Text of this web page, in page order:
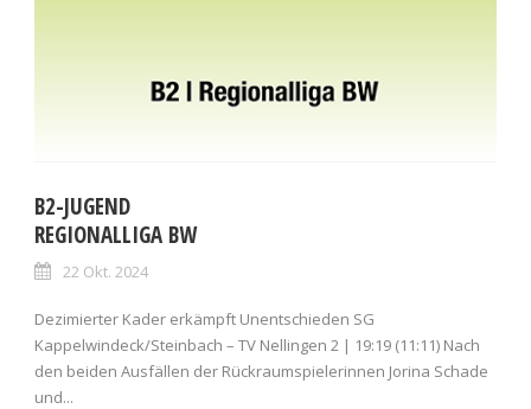
B2-JUGEND
REGIONALLIGA BW
22 Okt. 2024
Dezimierter Kader erkämpft Unentschieden SG
Kappelwindeck/Steinbach – TV Nellingen 2 | 19:19 (11:11) Nach
den beiden Ausfällen der Rückraumspielerinnen Jorina Schade
und...